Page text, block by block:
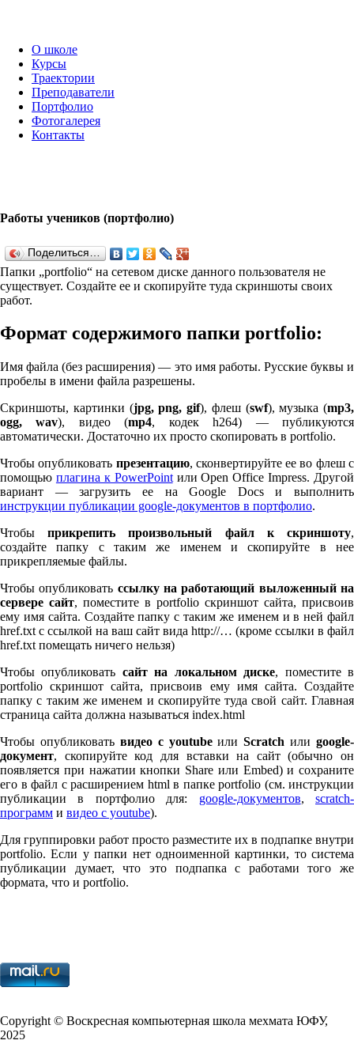
О школе
Курсы
Траектории
Преподаватели
Портфолио
Фотогалерея
Контакты
Работы учеников (портфолио)
Поделиться…
Папки „port­fo­lio“ на сетевом диске данного пользователя не
существует. Создайте ее и скопируйте туда скриншоты своих
работ.
Формат содержимого папки port­fo­lio:
Имя файла (без расширения) — это имя работы. Русские буквы и
пробелы в имени файла разрешены.
Скриншоты, картинки (jpg, png, gif), флеш (swf), музыка (mp3,
ogg, wav), видео (mp4, кодек h264) — публикуются
автоматически. Достаточно их просто скопировать в port­fo­lio.
Чтобы опубликовать презентацию, сконвертируйте ее во флеш с
помощью плагина к Pow­er­Pointили Open Office Impress. Другой
вариант — загрузить ее на Google Docs и выполнить
инструкции публикации google-документов в портфолио.
Чтобыприкрепить произвольный файл к скриншоту,
создайте папку с таким же именем и скопируйте в нее
прикрепляемые файлы.
Чтобы опубликовать ссылку на работающий выложенный на
сервере сайт, поместите в port­fo­lio скриншот сайта, присвоив
ему имя сайта. Создайте папку с таким же именем и в ней файл
href.txt с ссылкой на ваш сайт вида http://… (кроме ссылки в файл
href.txt помещать ничего нельзя)
Чтобы опубликовать сайт на локальном диске, поместите в
port­fo­lio скриншот сайта, присвоив ему имя сайта. Создайте
папку с таким же именем и скопируйте туда свой сайт. Главная
страница сайта должна называться index.html
Чтобы опубликовать видео с youtubeилиScratch или google-
документ, скопируйте код для вставки на сайт (обычно он
появляется при нажатии кнопки Share или Embed) и сохраните
его в файл с расширением html в папке port­fo­lio (см. инструкции
публикации в портфолио для: google-документов,scratch-
программ и видео с youtube).
Для группировки работ просто разместите их в подпапке внутри
port­fo­lio. Если у папки нет одноименной картинки, то система
публикации думает, что это подпапка с работами того же
формата, что и port­fo­lio.
Copy­right © Воскресная компьютерная школа мехмата ЮФУ,
2025